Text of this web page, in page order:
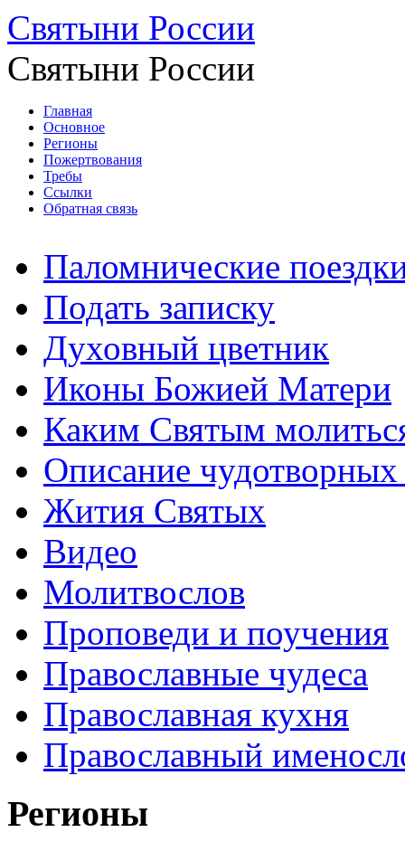
Святыни России
Святыни России
Главная
Основное
Регионы
Пожертвования
Требы
Ссылки
Обратная связь
Паломнические
Подать записку
Духовный цветник
Иконы Божией Матери
Каким Святым
Описание
Жития Святых
Видео
Молитвослов
Проповеди и поучения
Православные чудеса
Православная кухня
Православный
Регионы